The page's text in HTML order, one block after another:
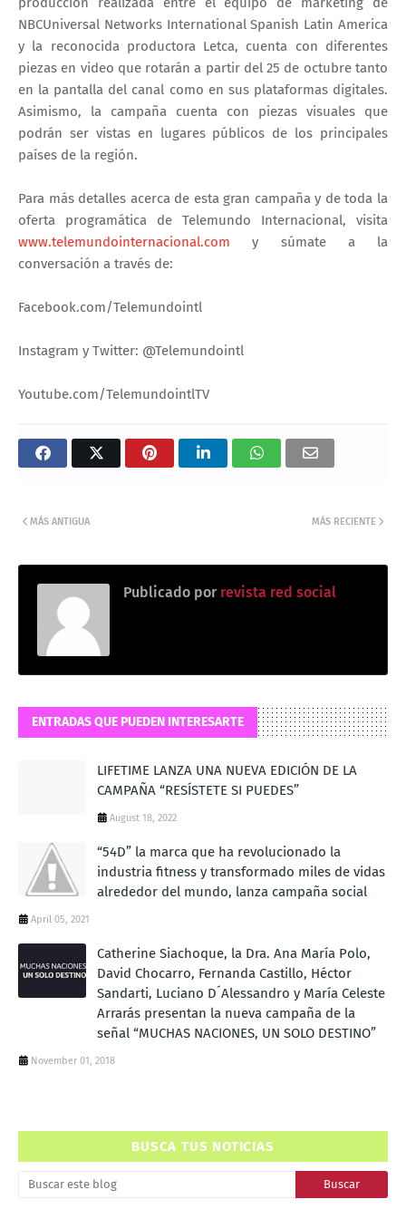
NBCUniversal Networks International Spanish Latin America
y la reconocida productora Letca, cuenta con diferentes
piezas en video que rotarán a partir del 25 de octubre tanto
en la pantalla del canal como en sus plataformas digitales.
Asimismo, la campaña cuenta con piezas visuales que
podrán ser vistas en lugares públicos de los principales
países de la región.
Para más detalles acerca de esta gran campaña y de toda la
oferta programática de Telemundo Internacional, visita
www.telemundointernacional.com y súmate a la
conversación a través de:
Facebook.com/Telemundointl
Instagram y Twitter: @Telemundointl
Youtube.com/TelemundointlTV
MÁS RECIENTE
MÁS ANTIGUA
Publicado por revista red social
ENTRADAS QUE PUEDEN INTERESARTE
LIFETIME LANZA UNA NUEVA EDICIÓN DE LA
CAMPAÑA “RESÍSTETE SI PUEDES”
August 18, 2022
“54D” la marca que ha revolucionado la
industria fitness y transformado miles de vidas
alrededor del mundo, lanza campaña social
April 05, 2021
Catherine Siachoque, la Dra. Ana María Polo,
David Chocarro, Fernanda Castillo, Héctor
Sandarti, Luciano D´Alessandro y María Celeste
Arrarás presentan la nueva campaña de la
señal “MUCHAS NACIONES, UN SOLO DESTINO”
November 01, 2018
BUSCA TUS NOTICIAS